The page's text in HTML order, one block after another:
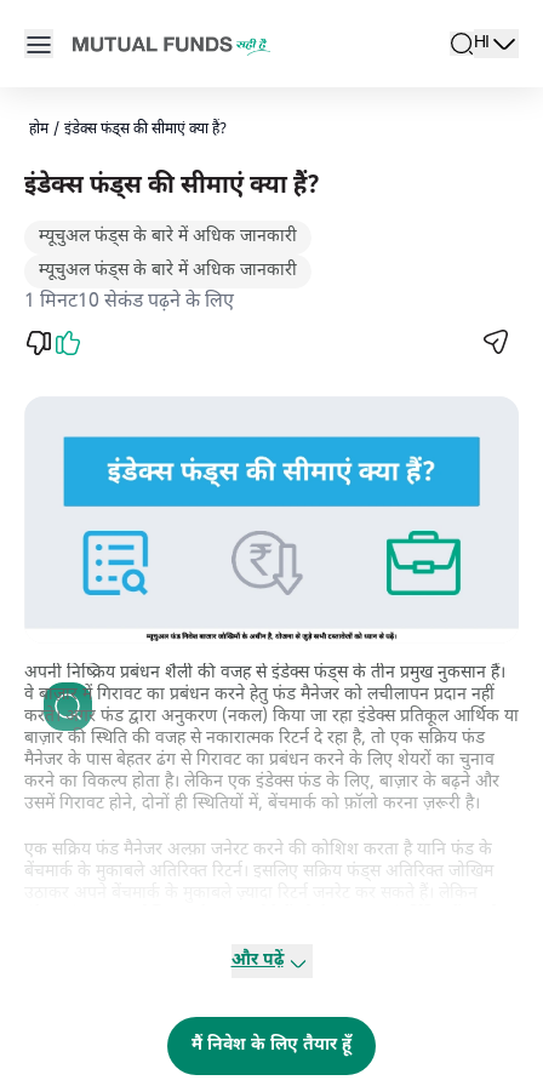
Open main menu
search
Locale
HI
active
होम / इंडेक्स फंड्स की सीमाएं क्या हैं?
इंडेक्स फंड्स की सीमाएं क्या हैं?
म्यूचुअल फंड्स के बारे में अधिक जानकारी
म्यूचुअल फंड्स के बारे में अधिक जानकारी
1 मिनट10 सेकंड पढ़ने के लिए
अपनी निष्क्रिय प्रबंधन शैली की वजह से इंडेक्स फंड्स के तीन प्रमुख नुकसान हैं।
वे बाज़ार में गिरावट का प्रबंधन करने हेतु फंड मैनेजर को लचीलापन प्रदान नहीं
करते। अगर फंड द्वारा अनुकरण (नकल) किया जा रहा इंडेक्स प्रतिकूल आर्थिक या
बाज़ार की स्थिति की वजह से नकारात्मक रिटर्न दे रहा है, तो एक सक्रिय फंड
मैनेजर के पास बेहतर ढंग से गिरावट का प्रबंधन करने के लिए शेयरों का चुनाव
करने का विकल्प होता है। लेकिन एक इंडेक्स फंड के लिए, बाज़ार के बढ़ने और
उसमें गिरावट होने, दोनों ही स्थितियों में, बेंचमार्क को फ़ॉलो करना ज़रूरी है।
एक सक्रिय फंड मैनेजर अल्फ़ा जनेरट करने की कोशिश करता है यानि फंड के
बेंचमार्क के मुकाबले अतिरिक्त रिटर्न। इसलिए सक्रिय फंड्स अतिरिक्त जोखिम
वाले किसी निवेशक को इंडेक्स फंड्स से दूर रहना चाहिए क्योंकि वे औसत बाज़ार
यद्यपि इंडेक्स फंड्स का उद्देश्य एक इंडेक्स को फ़ॉलो करना और उसके अनुरूप
रिटर्न देना है, लेकिन ट्रैकिंग एरर मौजूद होने की वजह से ज़्यादातर इंडेक्स फंड्स
दरअसल अपने बेंचमार्क के रिटर्न से कम रिटर्न देते हैं। एकइंडेक्स फंड
और पढ़ें
मैं निवेश के लिए तैयार हूँ